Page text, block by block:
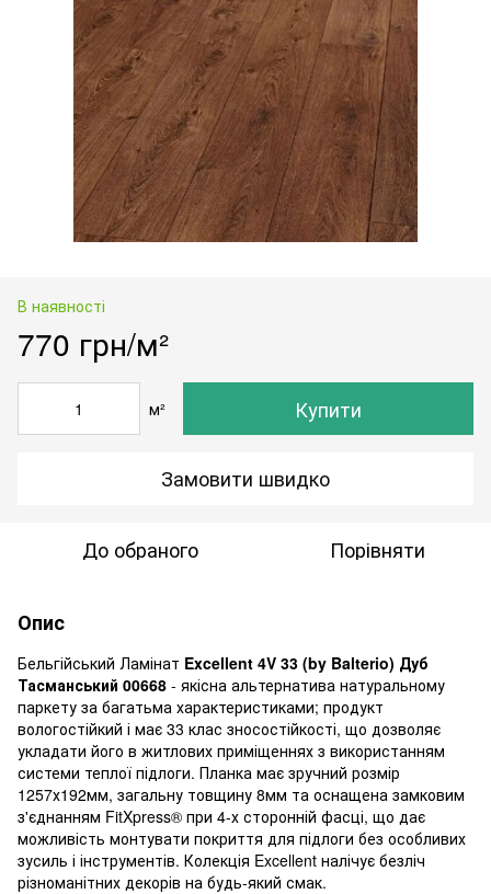
В наявності
770 грн/м²
м² Купити
Замовити швидко
До обраного Порівняти
Опис
Бельгійський Ламінат Excellent 4V 33 (by Balterio) Дуб
Тасманський 00668 - якісна альтернатива натуральному
паркету за багатьма характеристиками; продукт
вологостійкий і має 33 клас зносостійкості, що дозволяє
укладати його в житлових приміщеннях з використанням
системи теплої підлоги. Планка має зручний розмір
1257х192мм, загальну товщину 8мм та оснащена замковим
з'єднанням FitXpress® при 4-х сторонній фасці, що дає
можливість монтувати покриття для підлоги без особливих
зусиль і інструментів. Колекція Excellent налічує безліч
різноманітних декорів на будь-який смак.